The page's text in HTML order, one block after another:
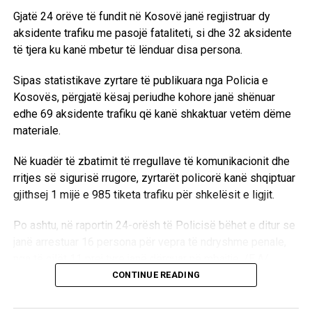
Rexhep Pllanës, ndërsa Ramadan Pllanën, anëtar i
Kryesisë së LDK-së, Dega në Vushtrri dhe ish- i burgosur
politik i ndërgjegjës vazhdojnë ta mbajnë në paraburgim
është dërguar në burgun e Mitrovicës.
Merret vesh se të se të liruarit që u mbajtën pardje në
stacionin u policisë në Vushtrri nga ora 7.30 deri në orën
pretekst për rrahjen e këtyre personave, policia përdori
akuzën se gjoja ata kanë ndërtuar një strehimore në të
cilën kanë fshehur armët.
Gjatë kohës sa qëndruan të lidhur në stacionin e policisë
vizatuan simbolet e ustashëve duke u thënë se “këto
simbole u qëndrojnë më mirë” etj.
Gjatë 24 orëve të fundit në Kosovë janë regjistruar dy
aksidente trafiku me pasojë fataliteti, si dhe 32 aksidente
të tjera ku kanë mbetur të lënduar disa persona.
Sipas statistikave zyrtare të publikuara nga Policia e
Kosovës, përgjatë kësaj periudhe kohore janë shënuar
edhe 69 aksidente trafiku që kanë shkaktuar vetëm dëme
materiale.
Në kuadër të zbatimit të rregullave të komunikacionit dhe
rritjes së sigurisë rrugore, zyrtarët policorë kanë shqiptuar
gjithsej 1 mijë e 985 tiketa trafiku për shkelësit e ligjit.
Po ashtu, në raportin 24-orësh të Policisë bëhet e ditur se
CONTINUE READING